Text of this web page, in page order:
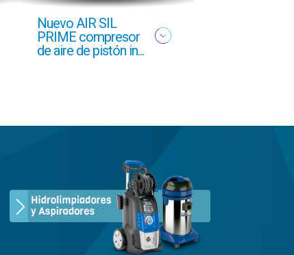
Nuevo AIR SIL
PRIME compresor
de aire de pistón in...